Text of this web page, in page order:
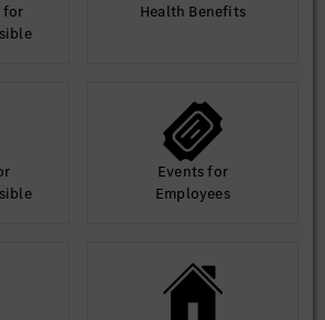
for
Health Benefits
Events for
Employees